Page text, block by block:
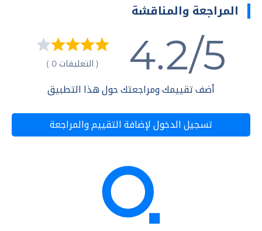
المراجعة والمناقشة
4.2/5 ( التعليقات 0 )
أضف تقييمك ومراجعتك حول هذا التطبيق
تسجيل الدخول لإضافة التقييم والمراجعة